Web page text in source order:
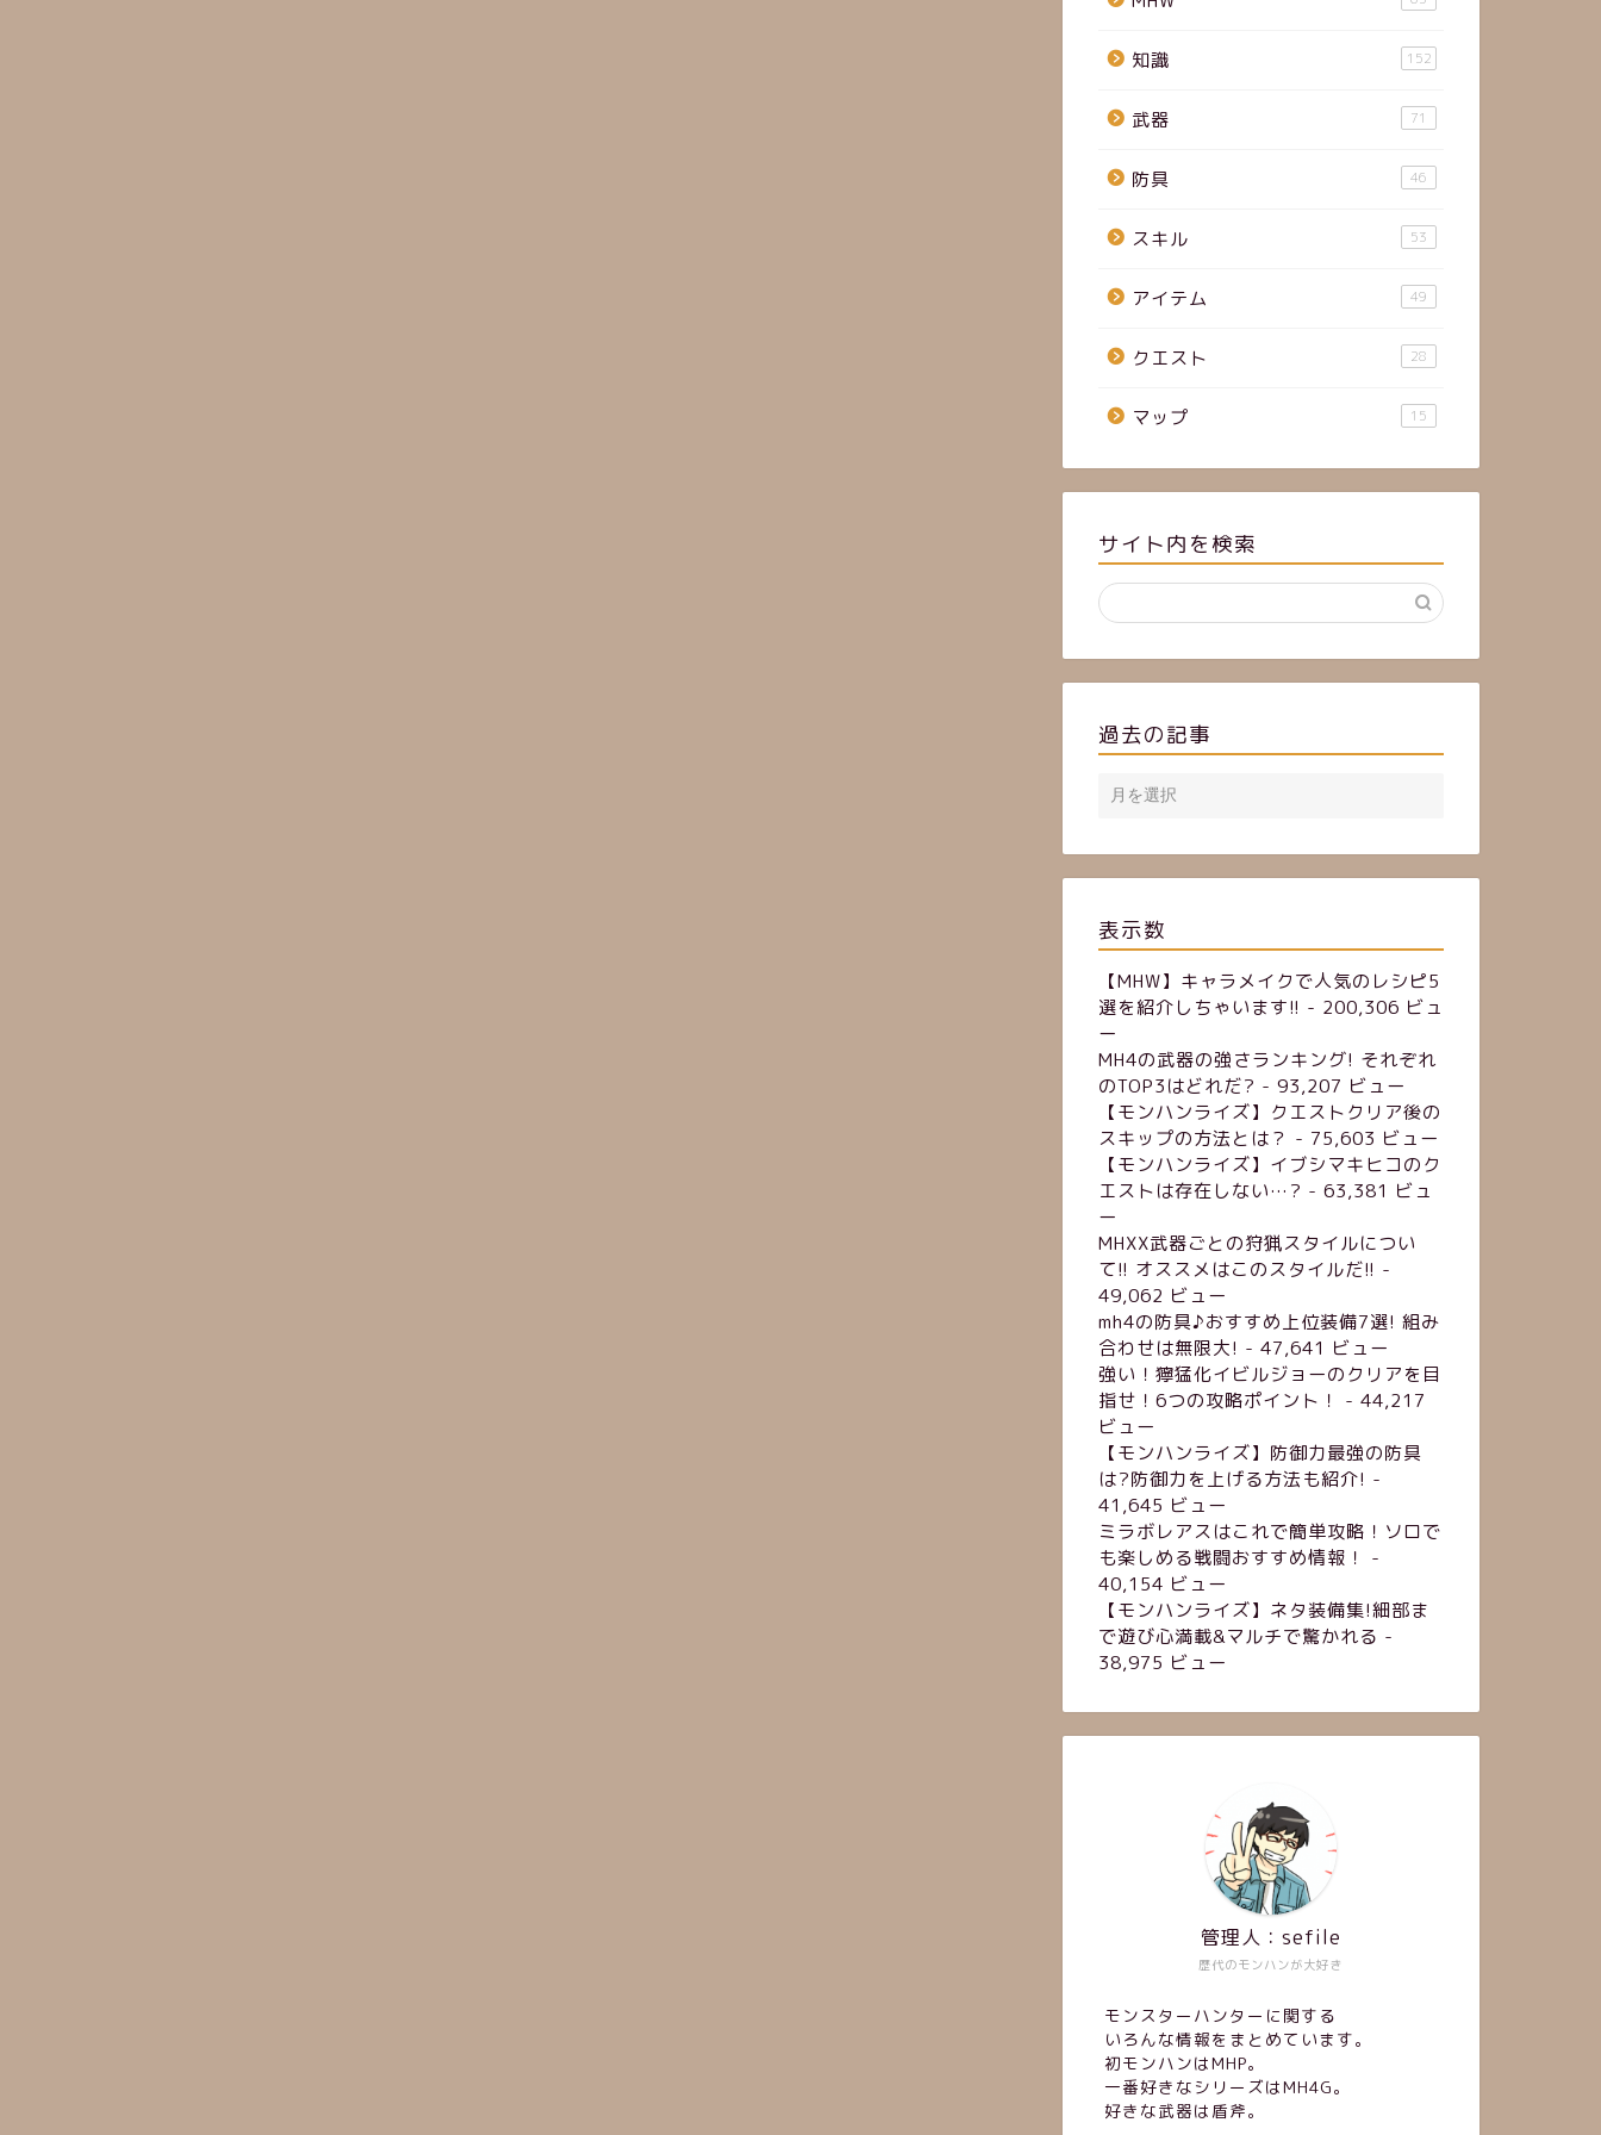
知識 152
武器 71
防具 46
スキル 53
アイテム 49
クエスト 28
マップ 15
サイト内を検索
過去の記事
表示数
【MHW】キャラメイクで人気のレシピ5
選を紹介しちゃいます!! - 200,306 ビュ
ー
MH4の武器の強さランキング! それぞれ
のTOP3はどれだ? - 93,207 ビュー
【モンハンライズ】クエストクリア後の
スキップの方法とは？ - 75,603 ビュー
【モンハンライズ】イブシマキヒコのク
エストは存在しない…? - 63,381 ビュ
ー
MHXX武器ごとの狩猟スタイルについ
て!! オススメはこのスタイルだ!! -
49,062 ビュー
mh4の防具♪おすすめ上位装備7選! 組み
合わせは無限大! - 47,641 ビュー
強い！獰猛化イビルジョーのクリアを目
指せ！6つの攻略ポイント！
- 44,217
ビュー
【モンハンライズ】防御力最強の防具
は?防御力を上げる方法も紹介! -
41,645 ビュー
ミラボレアスはこれで簡単攻略！ソロで
も楽しめる戦闘おすすめ情報！
-
40,154 ビュー
【モンハンライズ】ネタ装備集!細部ま
で遊び心満載&マルチで驚かれる -
38,975 ビュー
歴代のモンハンが大好き
管理人：sefile
モンスターハンターに関する
いろんな情報をまとめています。
初モンハンはMHP。
一番好きなシリーズはMH4G。
好きな武器は盾斧。